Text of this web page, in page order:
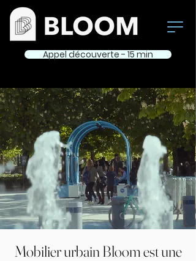
Appel découverte - 15 min
Mobilier urbain Bloom est une